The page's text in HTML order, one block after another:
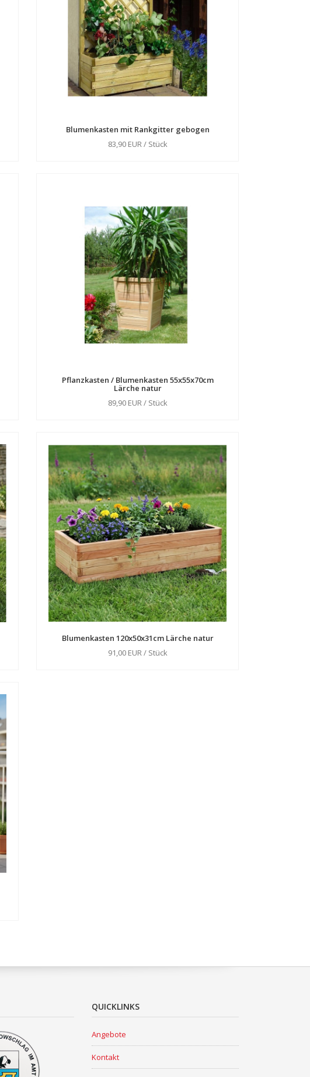
Blumenkasten mit Rankgitter gebogen
83,90 EUR / Stück
Pflanzkasten / Blumenkasten 55x55x70cm
Lärche natur
89,90 EUR / Stück
Blumenkasten 120x50x31cm Lärche natur
91,00 EUR / Stück
QUICKLINKS
Angebote
Kontakt